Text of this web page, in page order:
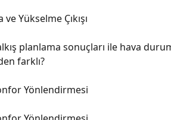
Yükselme Çıkışı
planlama sonuçları ile hava
farklı?
Yönlendirmesi